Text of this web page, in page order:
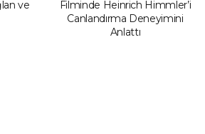
ve
Filminde Heinrich Himmler’i
Canlandırma Deneyimini
Anlattı